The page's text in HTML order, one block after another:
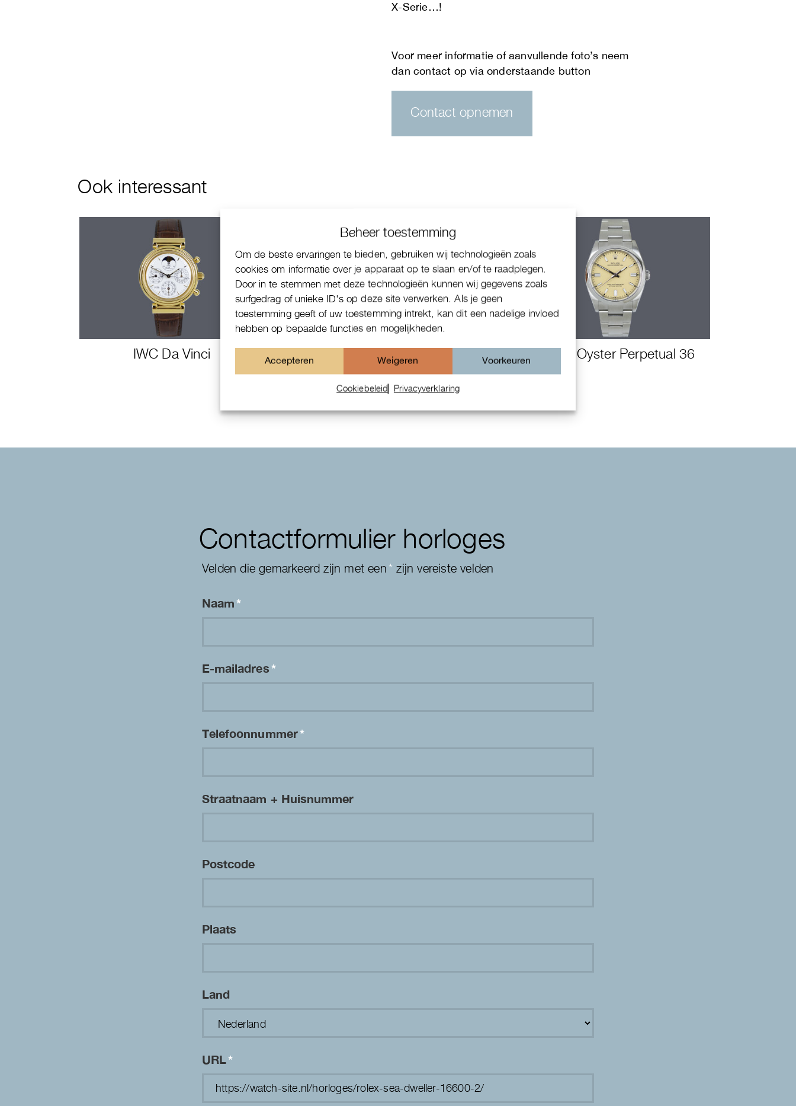
Beheer toestemming
Om de beste ervaringen te bieden, gebruiken wij technologieën zoals
cookies om informatie over je apparaat op te slaan en/of te raadplegen.
Door in te stemmen met deze technologieën kunnen wij gegevens zoals
surfgedrag of unieke ID's op deze site verwerken. Als je geen
toestemming geeft of uw toestemming intrekt, kan dit een nadelige invloed
hebben op bepaalde functies en mogelijkheden.
Accepteren Weigeren Voorkeuren
Cookiebeleid Privacyverklaring
X-Serie…!
Contact opnemen
Ook interessant
IWC Da Vinci
Patek Philippe Annual Calendar
Chornograaf
Rolex Oyster Perpetual 36
Contactformulier horloges
Velden die gemarkeerd zijn met een* zijn vereiste velden
Naam*
E-mailadres*
Telefoonnummer*
Straatnaam + Huisnummer
Postcode
Plaats
Land
URL*